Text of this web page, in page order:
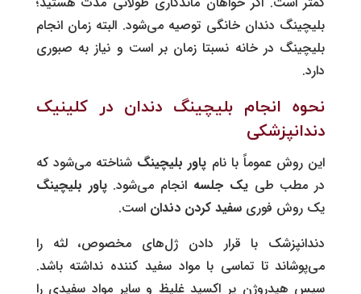
بلیچینگ دندان خانگی توصیه می‌شود. البته زمان انجام
بلیچینگ در خانه نسبتا زمان بر است و نیاز به صبوری
دارد.
نحوه انجام بلیچینگ دندان در کلینیک
دندانپزشکی
این روش عموماً با نام‌ پاور بلیچینگ شناخته می‌شود که
در مطب طییک جلسه انجام می‌شود.پاور بلیچینگ
یک روش فوری سفید کردن دندان است.
دندانپزشک با قرار دادن ژل‌های مخصوص، لثه را
می‌پوشاند تا تماسی با مواد سفید کننده نداشته باشد.
سپس هیدروژن پر اکسید غلیظ و سایر مواد سفیدی را